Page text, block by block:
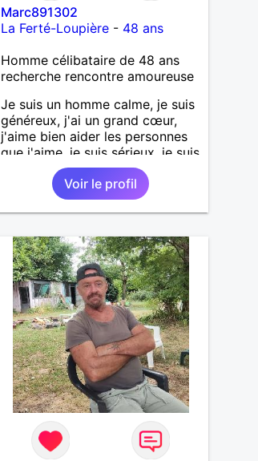
Marc891302
La Ferté-Loupière - 48 ans
Homme célibataire de 48 ans
recherche rencontre amoureuse
Je suis un homme calme, je suis
généreux, j'ai un grand cœur,
j'aime bien aider les personnes
que j'aime, je suis sérieux, je suis
sincère, je suis honnête, j'aime
pas qu'on joue avec moi et
j'aime pas les mensonges. Je
cherche une relation amoureuse
Voir le profil